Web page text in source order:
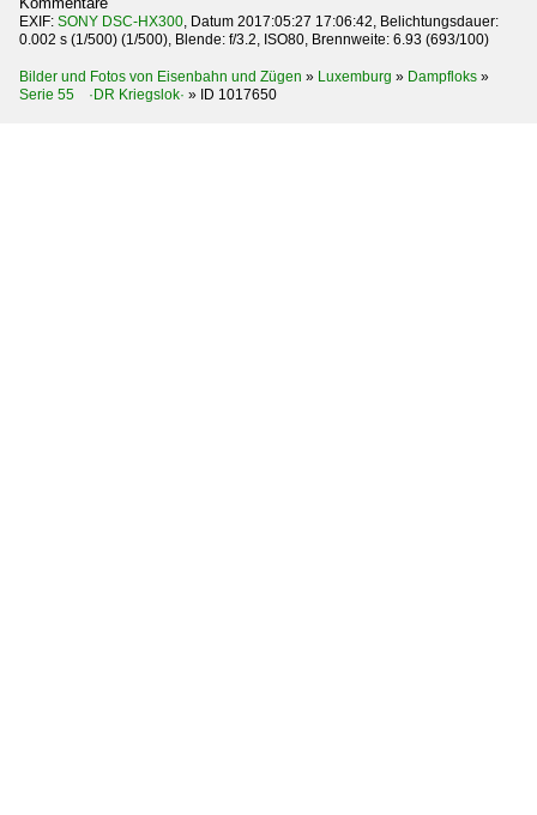
EXIF: SONY DSC-HX300, Datum 2017:05:27 17:06:42, Belichtungsdauer:
0.002 s (1/500) (1/500), Blende: f/3.2, ISO80, Brennweite: 6.93 (693/100)
Bilder und Fotos von Eisenbahn und Zügen » Luxemburg » Dampfloks »
Serie 55 ·DR Kriegslok· » ID 1017650